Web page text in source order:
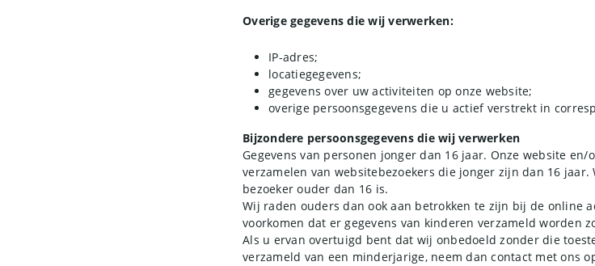
Overige gegevens die wij verwerken:
IP-adres;
locatiegegevens;
gegevens over uw activiteiten op onze website;
overige persoonsgegevens die u actief verstrekt in
Bijzondere persoonsgegevens die wij verwerken
Gegevens van personen jonger dan 16 jaar. Onze website
verzamelen van websitebezoekers die jonger zijn dan 16
bezoeker ouder dan 16 is.
Wij raden ouders dan ook aan betrokken te zijn bij de online
voorkomen dat er gegevens van kinderen verzameld worden
Als u ervan overtuigd bent dat wij onbedoeld zonder die
verzameld van een minderjarige, neem dan contact met ons